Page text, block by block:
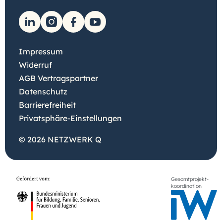
Impressum
Widerruf
AGB Vertragspartner
Datenschutz
Barrierefreiheit
Privatsphäre-Einstellungen
© 2026 NETZWERK Q
Gesamtprojekt-
koordination